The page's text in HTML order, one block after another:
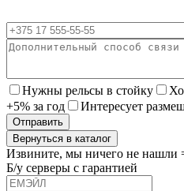
Нужны рельсы в стойку
+5% за год
Интересует
Вернуться в каталог
Извините, мы ничего не нашли
Б/у серверы с гарантией